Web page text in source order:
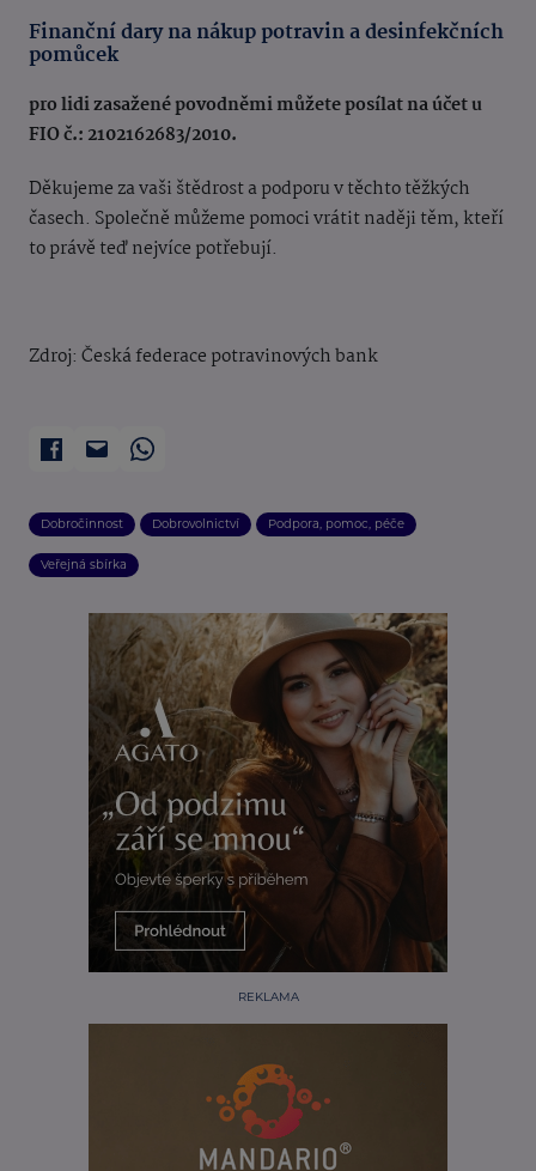
Finanční dary na nákup potravin a desinfekčních
pomůcek
pro lidi zasažené povodněmimůžete posílat na účet u
FIO č.: 2102162683/2010.
Děkujeme za vaši štědrost a podporu v těchto těžkých
časech. Společně můžeme pomoci vrátit naději těm, kteří
to právě teď nejvíce potřebují.
Zdroj: Česká federace potravinových bank
Dobročinnost Dobrovolnictví Podpora, pomoc, péče
Veřejná sbírka
REKLAMA